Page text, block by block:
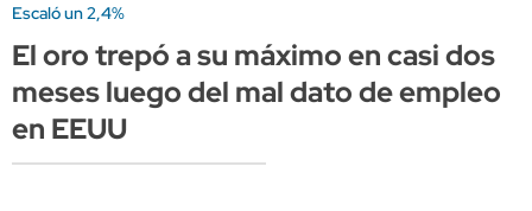
Escaló un 2,4%
El oro trepó a su máximo en casi dos
meses luego del mal dato de empleo
en EEUU